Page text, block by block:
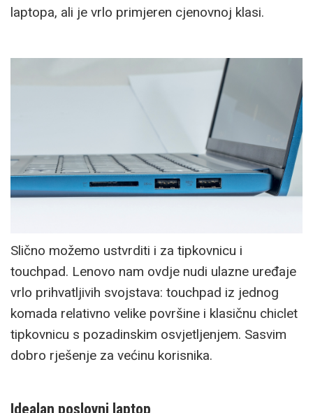
laptopa, ali je vrlo primjeren cjenovnoj klasi.
Slično možemo ustvrditi i za tipkovnicu i
touchpad. Lenovo nam ovdje nudi ulazne uređaje
vrlo prihvatljivih svojstava: touchpad iz jednog
komada relativno velike površine i klasičnu chiclet
tipkovnicu s pozadinskim osvjetljenjem. Sasvim
dobro rješenje za većinu korisnika.
Idealan poslovni laptop